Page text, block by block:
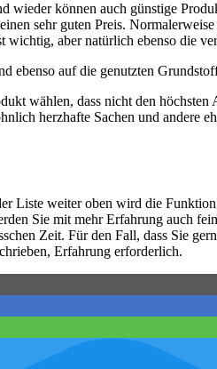
können auch günstige
sehr guten Preis.
aber natürlich ebenso die
ebenso auf die genutzten
wählen, dass nicht den
herzhafte Sachen und
Liste weiter oben wird die
Sie mit mehr Erfahrung auch
Zeit. Für den Fall, dass Sie
Erfahrung erforderlich.